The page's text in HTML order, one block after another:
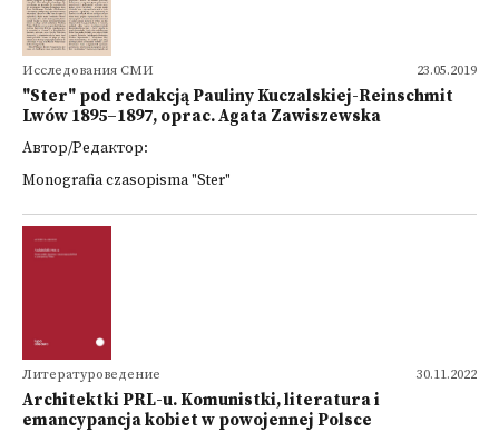
23.05.2019
Исследования СМИ
"Ster" pod redakcją Pauliny Kuczalskiej-Reinschmit
Lwów 1895–1897, oprac. Agata Zawiszewska
Автор/Редактор:
Monografia czasopisma "Ster"
30.11.2022
Литературоведение
Architektki PRL-u. Komunistki, literatura i
emancypancja kobiet w powojennej Polsce